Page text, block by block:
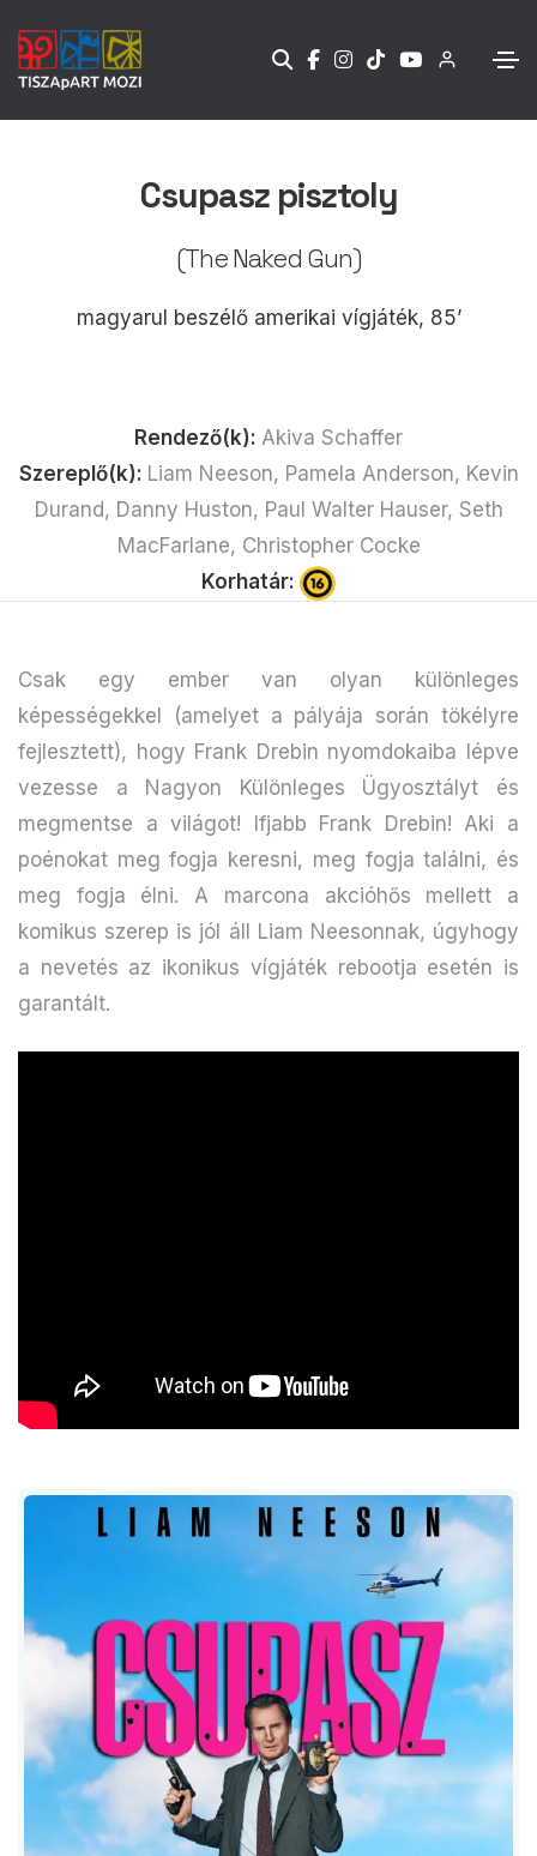
Csupasz pisztoly
(The Naked Gun)
magyarul beszélő amerikai vígjáték, 85’
Rendező(k): Akiva Schaffer
Szereplő(k): Liam Neeson, Pamela Anderson, Kevin
Durand, Danny Huston, Paul Walter Hauser, Seth
MacFarlane, Christopher Cocke
Korhatár:
Csak egy ember van olyan különleges
képességekkel (amelyet a pályája során tökélyre
fejlesztett), hogy Frank Drebin nyomdokaiba lépve
vezesse a Nagyon Különleges Ügyosztályt és
megmentse a világot! Ifjabb Frank Drebin! Aki a
poénokat meg fogja keresni, meg fogja találni, és
meg fogja élni. A marcona akcióhős mellett a
komikus szerep is jól áll Liam Neesonnak, úgyhogy
a nevetés az ikonikus vígjáték rebootja esetén is
garantált.